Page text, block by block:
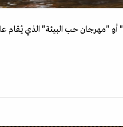
حب البيئة" الذي يُقام على